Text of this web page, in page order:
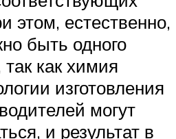
этом, естественно,
быть одного
как химия
изготовления
могут
и результат в